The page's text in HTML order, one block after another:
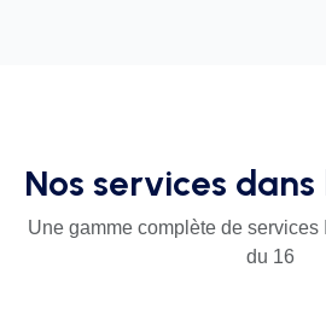
Nos services
Une gamme complète de services
du 16